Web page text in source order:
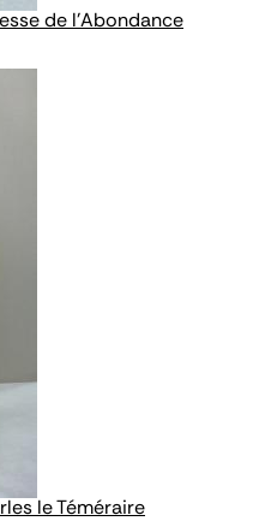
de l'Abondance
le Téméraire